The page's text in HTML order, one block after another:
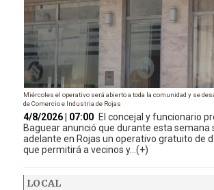
Miércoles el operativo será abierto a toda la comunidad y se
de Comercio e Industria de Rojas
4/8/2026 | 07:00 El concejal y funcionario
Baguear anunció que durante esta semana
adelante en Rojas un operativo gratuito de
que permitirá a vecinos y...(+)
LOCAL